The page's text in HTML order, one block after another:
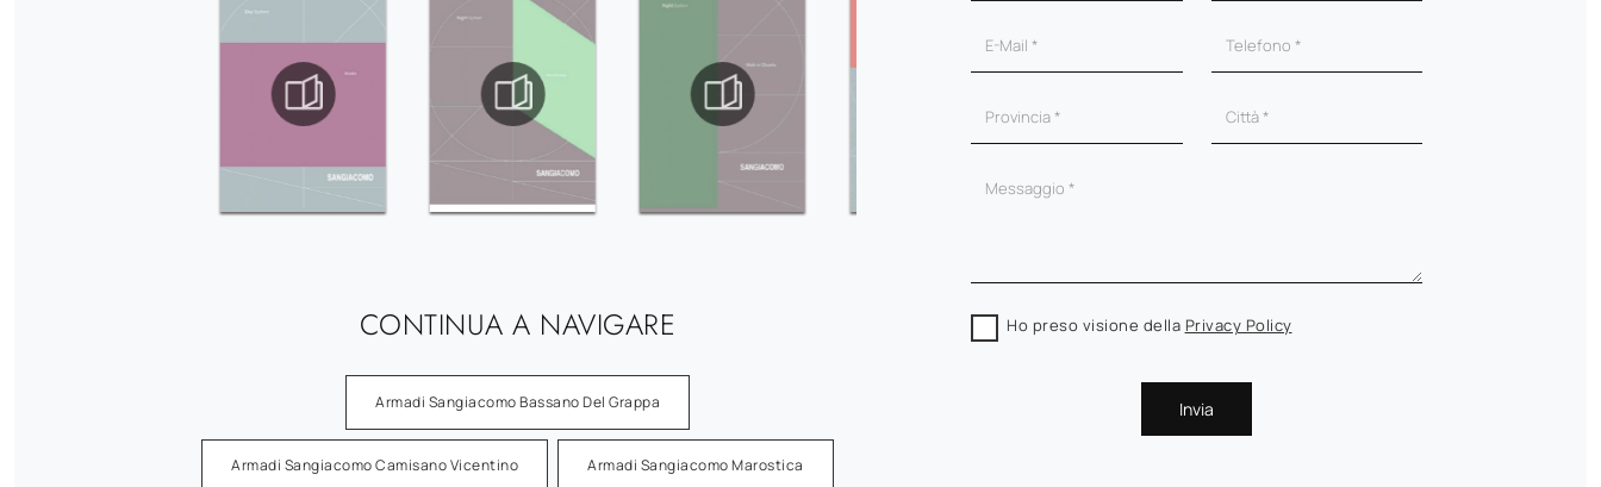
CONTINUA A NAVIGARE
Armadi Sangiacomo Bassano Del Grappa
Armadi Sangiacomo Camisano Vicentino Armadi Sangiacomo Marostica
Ho preso visione della Privacy Policy
Invia